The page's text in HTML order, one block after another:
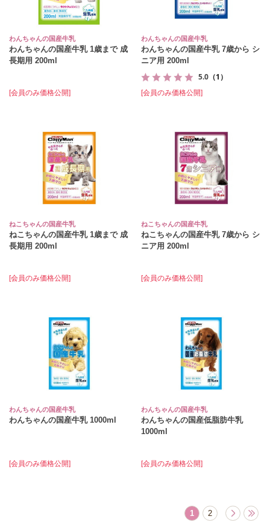
わんちゃんの国産牛乳
わんちゃんの国産牛乳 1歳まで 成
長期用 200ml
[会員のみ価格公開]
わんちゃんの国産牛乳
わんちゃんの国産牛乳 7歳から シ
ニア用 200ml
5.0 （1）
[会員のみ価格公開]
ねこちゃんの国産牛乳
ねこちゃんの国産牛乳 1歳まで 成
長期用 200ml
[会員のみ価格公開]
ねこちゃんの国産牛乳
ねこちゃんの国産牛乳 7歳から シ
ニア用 200ml
[会員のみ価格公開]
わんちゃんの国産牛乳
わんちゃんの国産牛乳 1000ml
[会員のみ価格公開]
わんちゃんの国産牛乳
わんちゃんの国産低脂肪牛乳
1000ml
[会員のみ価格公開]
1 2